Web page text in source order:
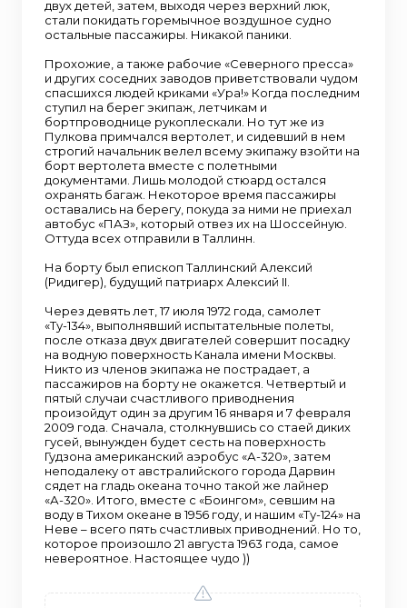
двух детей, затем, выходя через верхний люк,
стали покидать горемычное воздушное судно
остальные пассажиры. Никакой паники.
Прохожие, а также рабочие «Северного пресса»
и других соседних заводов приветствовали чудом
спасшихся людей криками «Ура!» Когда последним
ступил на берег экипаж, летчикам и
бортпроводнице рукоплескали. Но тут же из
Пулкова примчался вертолет, и сидевший в нем
строгий начальник велел всему экипажу взойти на
борт вертолета вместе с полетными
документами. Лишь молодой стюард остался
охранять багаж. Некоторое время пассажиры
оставались на берегу, покуда за ними не приехал
автобус «ПАЗ», который отвез их на Шоссейную.
Оттуда всех отправили в Таллинн.
На борту был епископ Таллинский Алексий
(Ридигер), будущий патриарх Алексий II.
Через девять лет, 17 июля 1972 года, самолет
«Ту-134», выполнявший испытательные полеты,
после отказа двух двигателей совершит посадку
на водную поверхность Канала имени Москвы.
Никто из членов экипажа не пострадает, а
пассажиров на борту не окажется. Четвертый и
пятый случаи счастливого приводнения
произойдут один за другим 16 января и 7 февраля
2009 года. Сначала, столкнувшись со стаей диких
гусей, вынужден будет сесть на поверхность
Гудзона американский аэробус «А-320», затем
неподалеку от австралийского города Дарвин
сядет на гладь океана точно такой же лайнер
«А-320». Итого, вместе с «Боингом», севшим на
воду в Тихом океане в 1956 году, и нашим «Ту-124» на
Неве – всего пять счастливых приводнений. Но то,
которое произошло 21 августа 1963 года, самое
невероятное. Настоящее чудо ))